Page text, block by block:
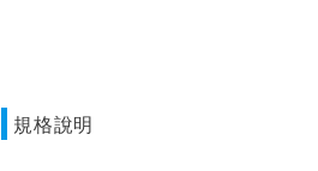
規格說明